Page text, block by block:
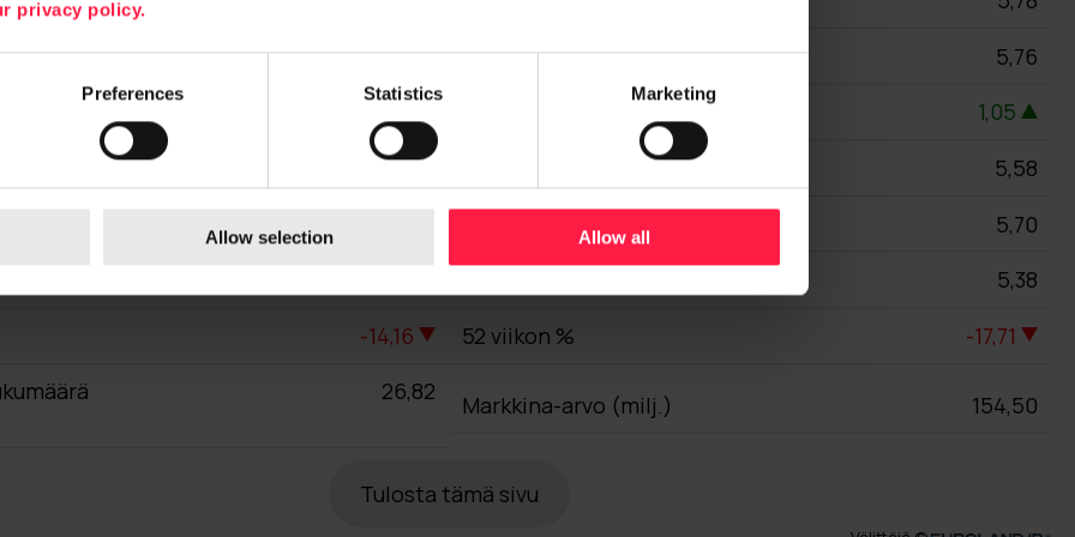
privacy policy.
Preferences Statistics Marketing
Allow selection Allow all